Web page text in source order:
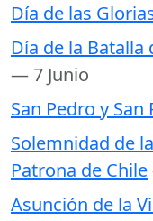
Día de las
Día de la Batalla
— 7 Junio
San Pedro y San
Solemnidad de
Patrona de Chile
Asunción de la